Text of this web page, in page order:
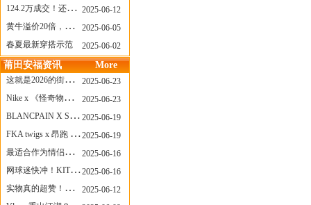
124.2万成交！还有什么是Labubu做不到的？
2025-06-12
黄牛溢价20倍，「Labubu」3.0市价大盘点！假货比正品还贵...
2025-06-05
春夏最新穿搭示范
2025-06-02
莆田安福资讯 More
这就是2026的街头感！Prada新包我先爱了
2025-06-23
Nike x 《怪奇物语》联名回归，终于轮到这双热门款了！
2025-06-23
BLANCPAIN X SWATCH联名款 BIOCERAMIC SCUBA FIFTY FATHOMS 系列推出全新 GREEN ABYSS（碧波洋）腕表
2025-06-19
FKA twigs x 昂跑 联名来了，这三双 Cloud X 你选哪一双？
2025-06-19
最适合作为情侣鞋的New Balance 1906 Loafer出现了！
2025-06-16
网球迷快冲！KITH x Wilson 限量球拍太会设计了
2025-06-16
实物真的超赞！NB 新款 2010 新配色
2025-06-12